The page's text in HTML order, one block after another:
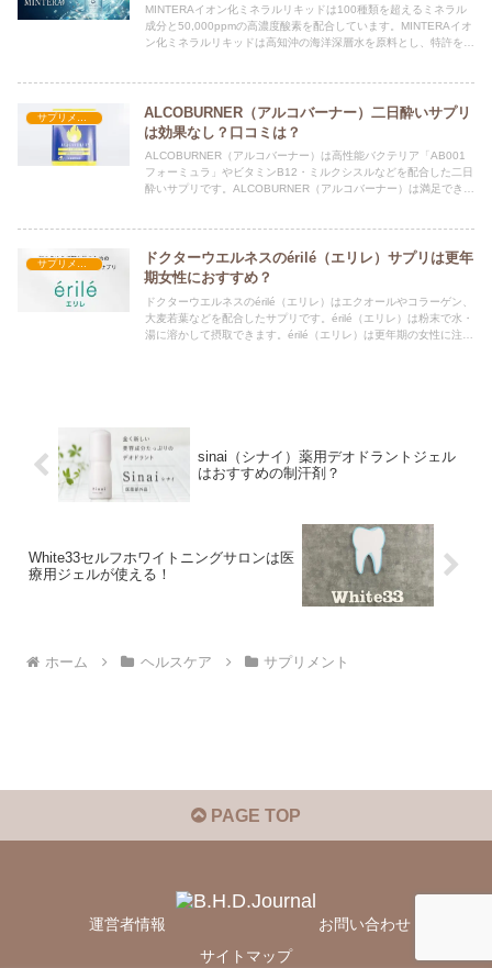
MINTERAイオン化ミネラルリキッドは100種類を超えるミネラル
成分と50,000ppmの高濃度酸素を配合しています。MINTERAイオ
ン化ミネラルリキッドは高知沖の海洋深層水を原料とし、特許を取
ALCOBURNER（アルコバーナー）二日酔いサプリ
は効果なし？口コミは？
ALCOBURNER（アルコバーナー）は高性能バクテリア「AB001
フォーミュラ」やビタミンB12・ミルクシスルなどを配合した二日
酔いサプリです。ALCOBURNER（アルコバーナー）は満足できる
ドクターウエルネスのérilé（エリレ）サプリは更年
期女性におすすめ？
ドクターウエルネスのérilé（エリレ）はエクオールやコラーゲン、
大麦若葉などを配合したサプリです。érilé（エリレ）は粉末で水・
湯に溶かして摂取できます。érilé（エリレ）は更年期の女性に注目
sinai（シナイ）薬用デオドラントジェル
はおすすめの制汗剤？
White33セルフホワイトニングサロンは医
療用ジェルが使える！
ホーム ヘルスケア サプリメント
PAGE TOP
運営者情報
お問い合わせ
サイトマップ